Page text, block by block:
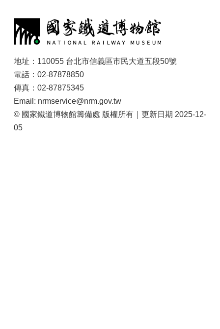
地址：110055 台北市信義區市民大道五段50號
電話：02-87878850
傳真：02-87875345
Email: nrmservice@nrm.gov.tw
© 國家鐵道博物館籌備處 版權所有｜更新日期 2025-12-
05